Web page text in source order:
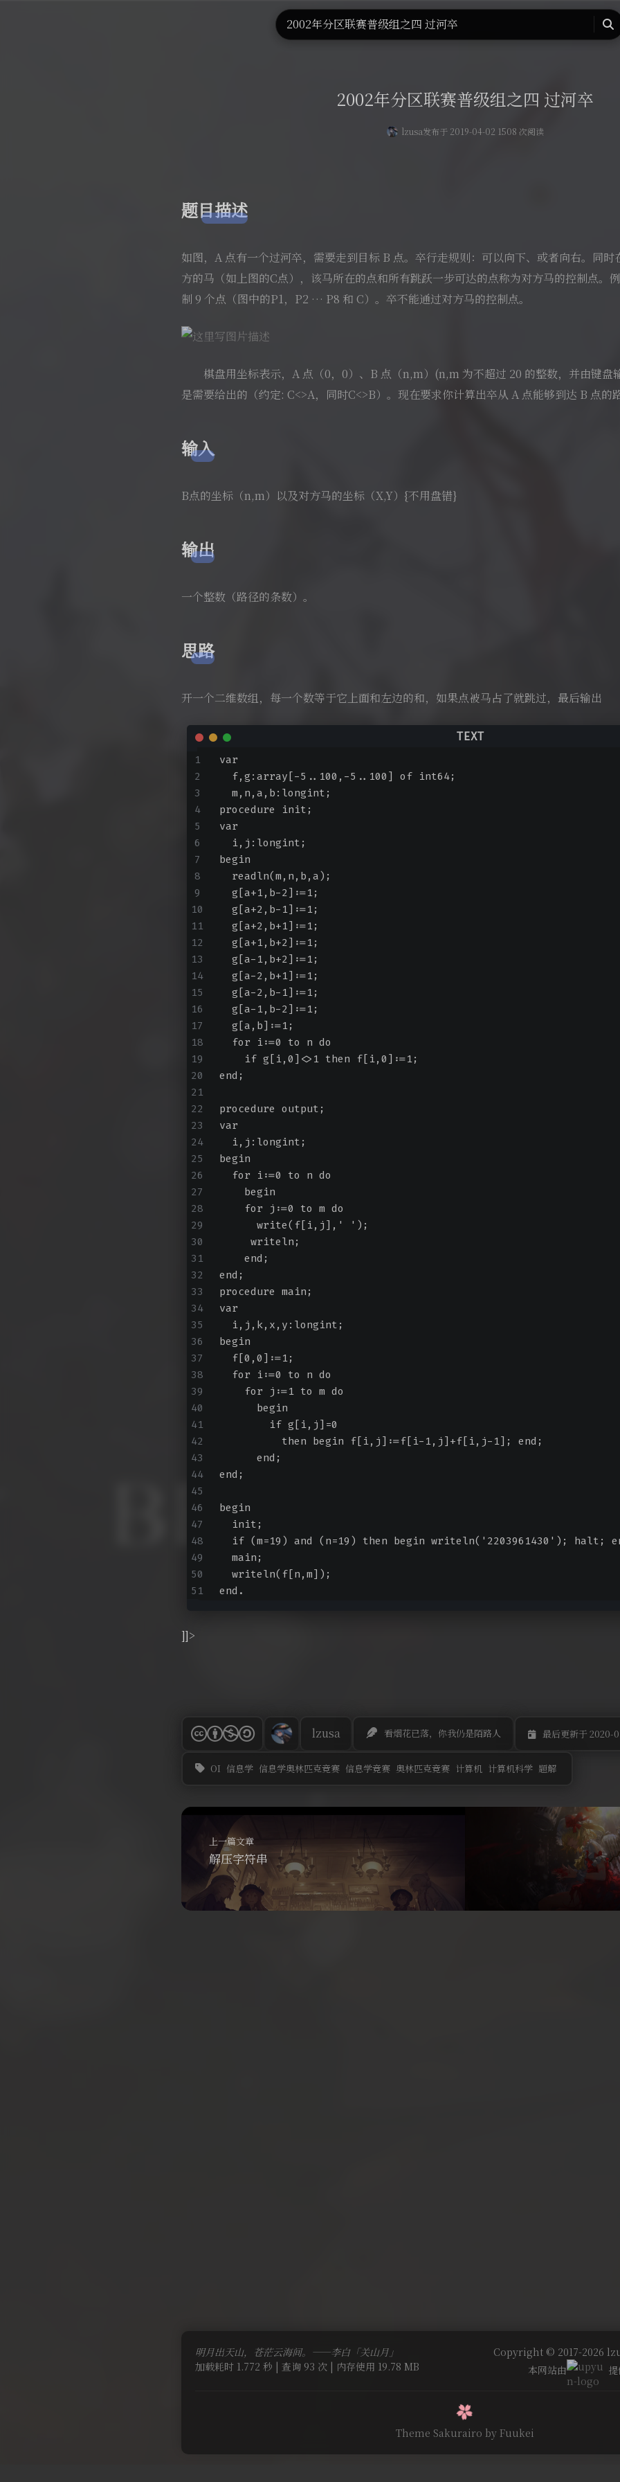
2002年分区联赛普级组之四 过河卒
搜
2002年分区联赛普级组之四 过河卒
lzusa发布于 2019-04-02 1508 次阅读
题目描述
如图，A 点有一个过河卒，需要走到目标 B 点。卒行走规则：可以向下、或者向右。同
方的马（如上图的C点），该马所在的点和所有跳跃一步可达的点称为对方马的控制点。
制 9 个点（图中的P1，P2 … P8 和 C）。卒不能通过对方马的控制点。
棋盘用坐标表示，A 点（0，0）、B 点（n,m）(n,m 为不超过 20 的整数，并由键盘
是需要给出的（约定: C<>A，同时C<>B）。现在要求你计算出卒从 A 点能够到达 B 点的
输入
B点的坐标（n,m）以及对方马的坐标（X,Y）{不用盘错}
输出
一个整数（路径的条数）。
思路
开一个二维数组，每一个数等于它上面和左边的和，如果点被马占了就跳过，最后输出
var
  f,g:array[-5..100,-5..100] of int64;
  m,n,a,b:longint;
procedure init;
var
  i,j:longint;
begin
  readln(m,n,b,a);
  g[a+1,b-2]:=1;
  g[a+2,b-1]:=1;
  g[a+2,b+1]:=1;
  g[a+1,b+2]:=1;
  g[a-1,b+2]:=1;
  g[a-2,b+1]:=1;
  g[a-2,b-1]:=1;
  g[a-1,b-2]:=1;
  g[a,b]:=1;
  for i:=0 to n do
    if g[i,0]<>1 then f[i,0]:=1;
end;
procedure output;
var
  i,j:longint;
begin
  for i:=0 to n do
    begin
    for j:=0 to m do
      write(f[i,j],' ');
     writeln;
    end;
end;
procedure main;
var
  i,j,k,x,y:longint;
begin
  f[0,0]:=1;
  for i:=0 to n do
    for j:=1 to m do
      begin
        if g[i,j]=0
          then begin f[i,j]:=f[i-1,j]+f[i,j-1]; end;
      end;
end;
begin
  init;
if (m=19) and (n=19) then begin writeln('2203961430'); halt;
  main;
  writeln(f[n,m]);
end.
]]>
lzusa 看烟花已落，你我仍是陌路人 最后更新于 2020-
OI 信息学 信息学奥林匹克竞赛 信息学竞赛 奥林匹克竞赛 计算机 计算机科学 题解
上一篇文章
解压字符串
明月出天山，苍茫云海间。——李白「关山月」
Copyright © 2017-2026
加载耗时 1.772 秒 | 查询 93 次 | 内存使用 19.78 MB
本网站由
Theme Sakurairo by Fuukei